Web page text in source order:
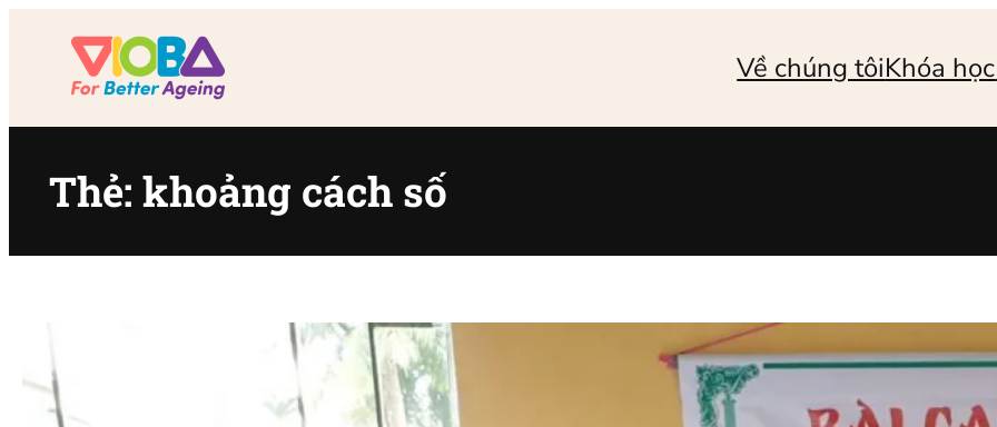
nội
dung
Về chúng tôiKhóa học
Thẻ: khoảng cách số
7 cách đơn
người cao tuổi